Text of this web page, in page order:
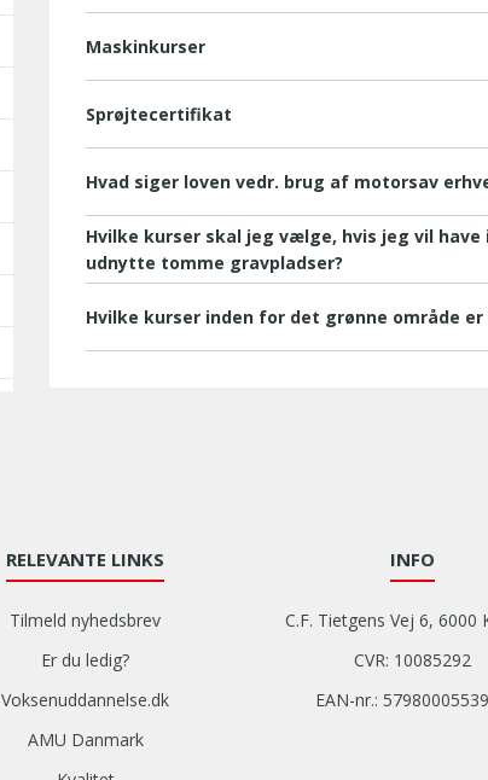
Maskinkurser
Sprøjtecertifikat
Hvad siger loven vedr. brug af motorsav
Hvilke kurser skal jeg vælge, hvis jeg vil
udnytte tomme gravpladser?
Hvilke kurser inden for det grønne område
RELEVANTE LINKS
Tilmeld nyhedsbrev
Er du ledig?
Voksenuddannelse.dk
AMU Danmark
INFO
C.F. Tietgens Vej 6, 6000
CVR: 10085292
EAN-nr.: